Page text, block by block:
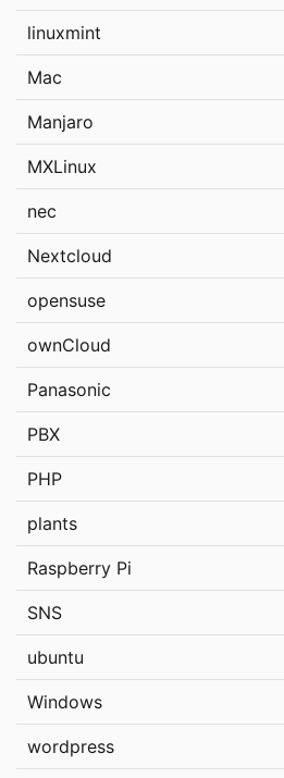
linuxmint
Mac
Manjaro
MXLinux
nec
Nextcloud
opensuse
ownCloud
Panasonic
PBX
PHP
plants
Raspberry Pi
SNS
ubuntu
Windows
wordpress